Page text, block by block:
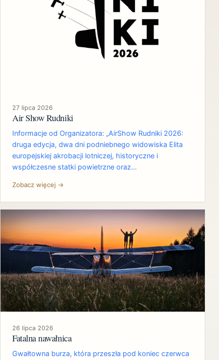
27 lipca 2026
Air Show Rudniki
Informacje od Organizatora: „AirShow Rudniki 2026:
druga edycja, dwa dni podniebnego widowiska Elita
europejskiej akrobacji lotniczej, historyczne i
współczesne statki powietrzne oraz…
Zobacz więcej →
26 lipca 2026
Fatalna nawałnica
Gwałtowna burza, która przeszła pod koniec czerwca